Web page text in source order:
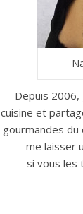
Depuis 2006,
cuisine et
gourmandes du
me laisser
si vous